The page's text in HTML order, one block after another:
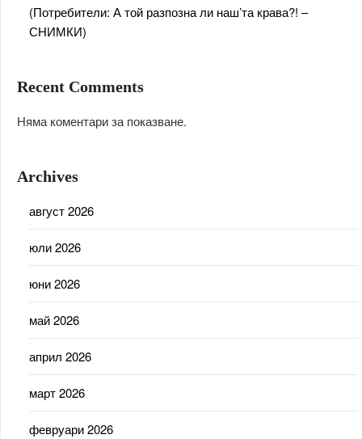
(Потребители: А той разпозна ли наш’та крава?! –
СНИМКИ)
Recent Comments
Няма коментари за показване.
Archives
август 2026
юли 2026
юни 2026
май 2026
април 2026
март 2026
февруари 2026